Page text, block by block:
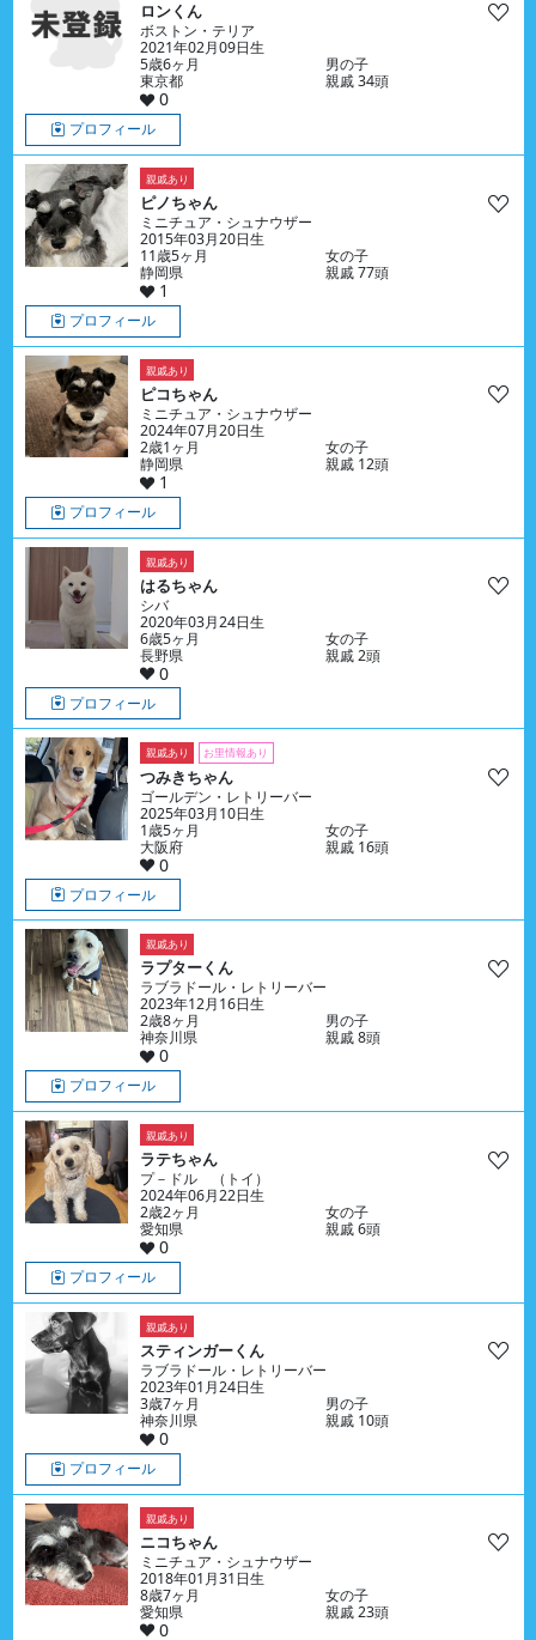
ロンくん
ボストン・テリア
2021年02月09日生
5歳6ヶ月
男の子
東京都
親戚 34頭
0
プロフィール
親戚あり
ピノちゃん
ミニチュア・シュナウザー
2015年03月20日生
11歳5ヶ月
女の子
静岡県
親戚 77頭
1
プロフィール
親戚あり
ピコちゃん
ミニチュア・シュナウザー
2024年07月20日生
2歳1ヶ月
女の子
静岡県
親戚 12頭
1
プロフィール
親戚あり
はるちゃん
シバ
2020年03月24日生
6歳5ヶ月
女の子
長野県
親戚 2頭
0
プロフィール
親戚あり お里情報あり
つみきちゃん
ゴールデン・レトリーバー
2025年03月10日生
1歳5ヶ月
女の子
大阪府
親戚 16頭
0
プロフィール
親戚あり
ラプターくん
ラブラドール・レトリーバー
2023年12月16日生
2歳8ヶ月
男の子
神奈川県
親戚 8頭
0
プロフィール
親戚あり
ラテちゃん
プ－ドル （トイ）
2024年06月22日生
2歳2ヶ月
女の子
愛知県
親戚 6頭
0
プロフィール
親戚あり
スティンガーくん
ラブラドール・レトリーバー
2023年01月24日生
3歳7ヶ月
男の子
神奈川県
親戚 10頭
0
プロフィール
親戚あり
ニコちゃん
ミニチュア・シュナウザー
2018年01月31日生
8歳7ヶ月
女の子
愛知県
親戚 23頭
0